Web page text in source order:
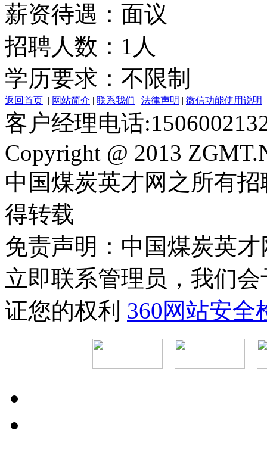
薪资待遇：面议
招聘人数：1人
学历要求：不限制
返回首页 | 网站简介 | 联系我们 | 法律声明 | 微信功能使用说明
客户经理电话
Copyright @ 2013
中国煤炭英才网之所有
得转载
免责声明：中国煤炭英
立即联系管理员，我们
证您的权利 360网站安全